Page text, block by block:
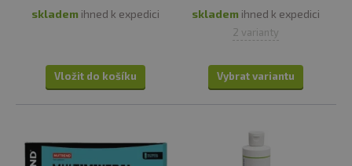
skladem ihned k expedici
Vložit do košíku
skladem ihned k expedici
2 varianty
Vybrat variantu